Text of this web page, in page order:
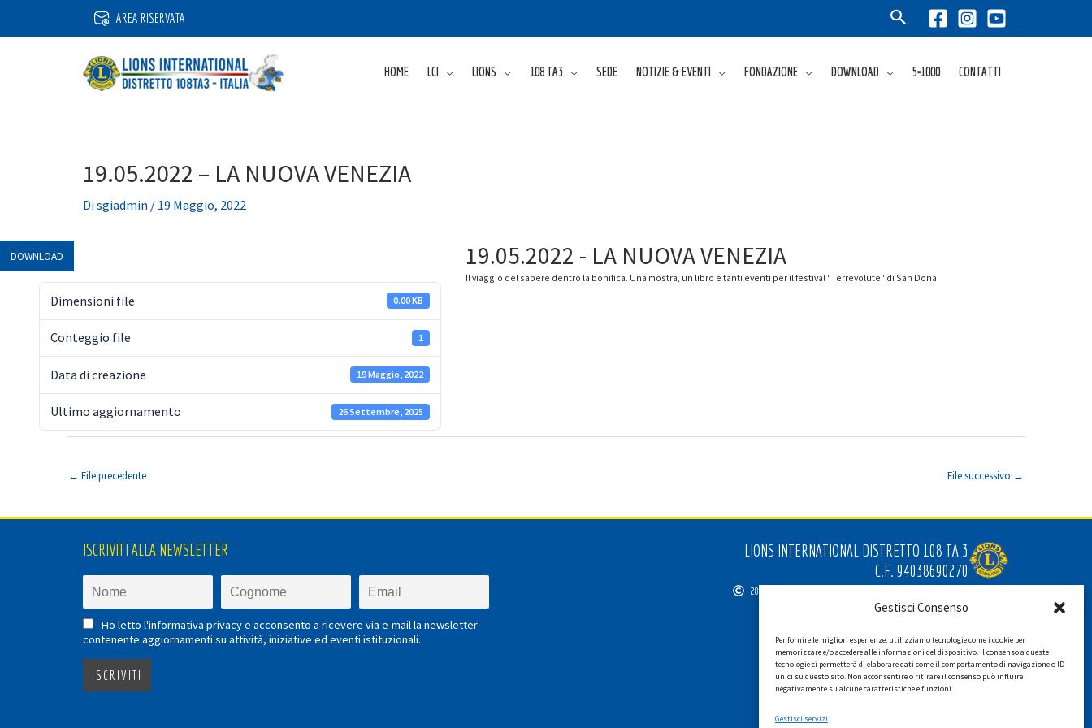
Gestisci Consenso
Per fornire le migliori esperienze, utilizziamo tecnologie come i cookie per
memorizzare e/o accedere alle informazioni del dispositivo. Il consenso a queste
tecnologie ci permetterà di elaborare dati come il comportamento di navigazione o ID
unici su questo sito. Non acconsentire o ritirare il consenso può influire
negativamente su alcune caratteristiche e funzioni.
Gestisci servizi
AREA RISERVATA
HOME LCI LIONS 108 TA3 SEDE NOTIZIE & EVENTI FONDAZIONE DOWNLOAD 5×1000 CONTATTI
19.05.2022 – LA NUOVA VENEZIA
Disgiadmin / 19 Maggio, 2022
DOWNLOAD
Dimensioni file 0.00 KB
Conteggio file 1
Data di creazione 19 Maggio, 2022
Ultimo aggiornamento 26 Settembre, 2025
19.05.2022 - LA NUOVA VENEZIA
Il viaggio del sapere dentro la bonifica. Una mostra, un libro e tanti eventi per il festival "Terrevolute" di San Donà
← File precedente File successivo →
ISCRIVITI ALLA NEWSLETTER
Ho letto l'informativa privacy e acconsento a ricevere via e-mail la newsletter
contenente aggiornamenti su attività, iniziative ed eventi istituzionali.
LIONS INTERNATIONAL DISTRETTO 108 TA 3
C.F. 94038690270
2026